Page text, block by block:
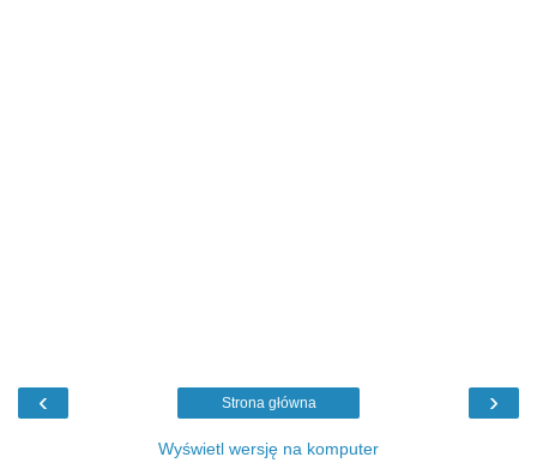
‹ ›
Strona główna
Wyświetl wersję na komputer